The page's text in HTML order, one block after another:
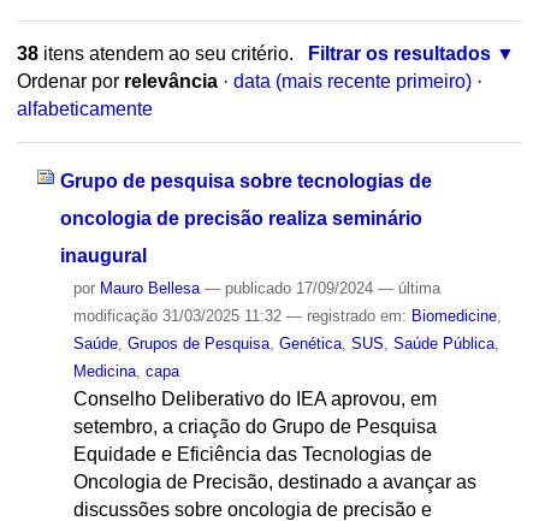
38itens atendem ao seu critério.
Filtrar os resultados
Ordenar por relevância · data (mais recente primeiro) ·
alfabeticamente
Grupo de pesquisa sobre tecnologias de
oncologia de precisão realiza seminário
inaugural
por Mauro Bellesa — publicado17/09/2024 — última
modificação31/03/2025 11:32 — registrado em: Biomedicine,
Saúde, Grupos de Pesquisa, Genética, SUS Saúde Pública,
Medicina, capa
Conselho Deliberativo do IEA aprovou, em
setembro, a criação do Grupo de Pesquisa
Equidade e Eficiência das Tecnologias de
Oncologia de Precisão, destinado a avançar as
discussões sobre oncologia de precisão e